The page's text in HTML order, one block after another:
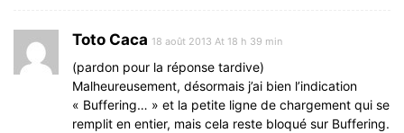
Toto Caca 18 août 2013 At 18 h 39 min
(pardon pour la réponse tardive)
Malheureusement, désormais j’ai bien l’indication
« Buffering… » et la petite ligne de chargement qui se
remplit en entier, mais cela reste bloqué sur Buffering.